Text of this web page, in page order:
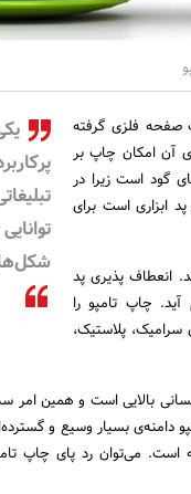
صفحه فلزی گرفته
آن امکان چاپ بر
گود است زیرا در
ابزاری است برای
انعطاف پذیری پد
چاپ تامپو را
سرامیک، پلاستیک،
بالایی است و همین امر
بسیار وسیع و
می‌توان رد پای چاپ